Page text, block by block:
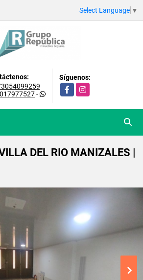
Select Language ▼
-
Síguenos:
FacebookInstagram
DEL RIO MANIZALES |